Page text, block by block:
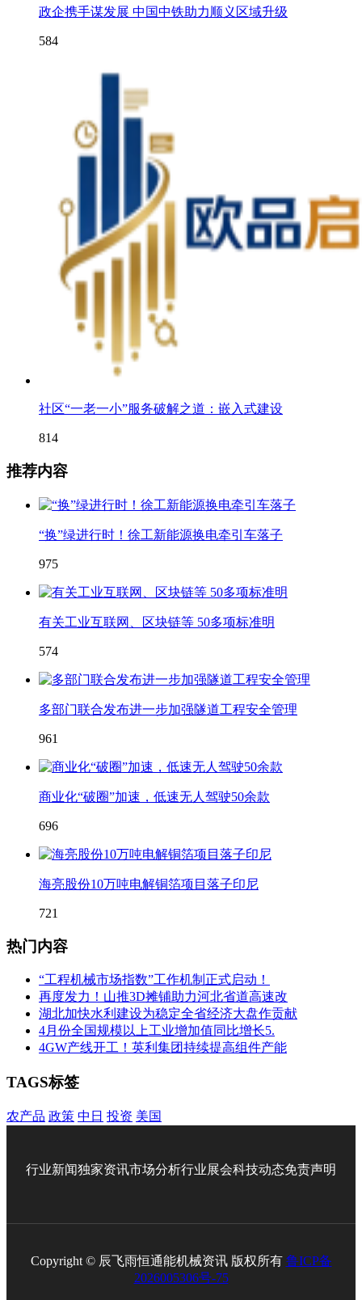
政企携手谋发展 中国中铁助力顺义区域升级
584
社区“一老一小”服务破解之道：嵌入式建设
814
推荐内容
“换”绿进行时！徐工新能源换电牵引车落子
975
有关工业互联网、区块链等 50多项标准明
574
多部门联合发布进一步加强隧道工程安全管理
961
商业化“破圈”加速，低速无人驾驶50余款
696
海亮股份10万吨电解铜箔项目落子印尼
721
热门内容
“工程机械市场指数”工作机制正式启动！
再度发力！山推3D摊铺助力河北省道高速改
湖北加快水利建设为稳定全省经济大盘作贡献
4月份全国规模以上工业增加值同比增长5.
4GW产线开工！英利集团持续提高组件产能
TAGS标签
农产品 政策 中日 投资 美国
行业新闻独家资讯市场分析行业展会科技动态免责声明
Copyright © 辰飞雨恒通能机械资讯 版权所有 鲁ICP备
2026005306号-75